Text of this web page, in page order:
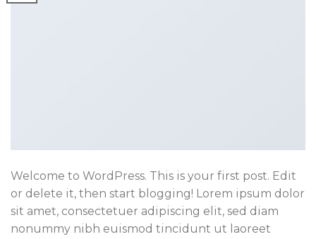
Welcome to WordPress. This is your first post. Edit
or delete it, then start blogging! Lorem ipsum dolor
sit amet, consectetuer adipiscing elit, sed diam
nonummy nibh euismod tincidunt ut laoreet